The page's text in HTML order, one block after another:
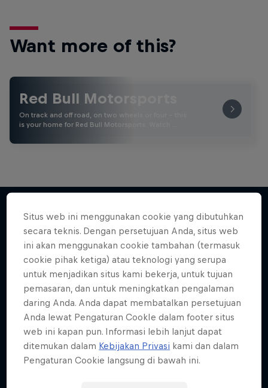
Want more of this?
Red Bull Motorsports
On track and off road, on two wheels or four - this
is your home for Red Bull Motorsports. Watch …
Lebih banyak seperti ini
Situs web ini menggunakan cookie yang dibutuhkan
secara teknis. Dengan persetujuan Anda, situs web
ini akan menggunakan cookie tambahan (termasuk
cookie pihak ketiga) atau teknologi yang serupa
untuk menjadikan situs kami bekerja, untuk tujuan
pemasaran, dan untuk meningkatkan pengalaman
daring Anda. Anda dapat membatalkan persetujuan
Anda lewat Pengaturan CookIe dalam footer situs
web ini kapan pun. Informasi lebih lanjut dapat
ditemukan dalam Kebijakan Privasi kami dan dalam
Pengaturan Cookie langsung di bawah ini.